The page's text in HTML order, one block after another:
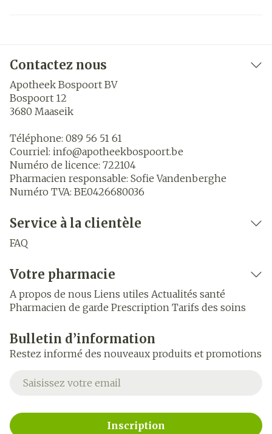
Contactez nous
Apotheek Bospoort BV
Bospoort 12
3680 Maaseik
Téléphone: 089 56 51 61
Courriel: info@apotheekbospoort.be
Numéro de licence: 722104
Pharmacien responsable: Sofie Vandenberghe
Numéro TVA: BE0426680036
Service à la clientèle
FAQ
Votre pharmacie
A propos de nous Liens utiles Actualités santé
Pharmacien de garde Prescription Tarifs des soins
Bulletin d’information
Restez informé des nouveaux produits et promotions
Adresse mail
Inscription